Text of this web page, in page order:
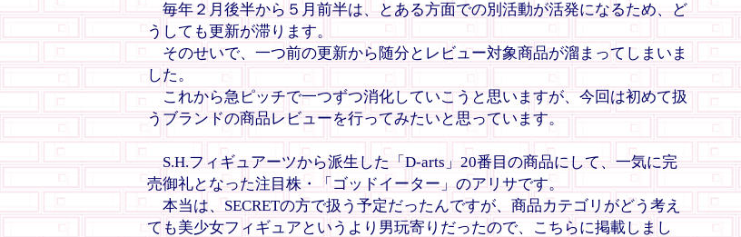
毎年２月後半から５月前半は、とある方面での別活動が活発になるため、ど
うしても更新が滞ります。
そのせいで、一つ前の更新から随分とレビュー対象商品が溜まってしまいま
した。
これから急ピッチで一つずつ消化していこうと思いますが、今回は初めて扱
うブランドの商品レビューを行ってみたいと思っています。
S.H.フィギュアーツから派生した「D-arts」20番目の商品にして、一気に完
売御礼となった注目株・「ゴッドイーター」のアリサです。
本当は、SECRETの方で扱う予定だったんですが、商品カテゴリがどう考え
ても美少女フィギュアというより男玩寄りだったので、こちらに掲載しまし